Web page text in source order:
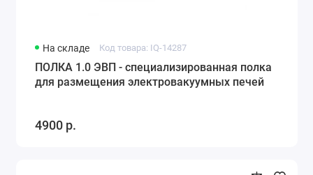
На складе Код товара: IQ-14287
ПОЛКА 1.0 ЭВП - специализированная полка
для размещения электровакуумных печей
4900 р.